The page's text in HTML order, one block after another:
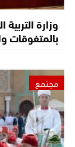
وزارة
بالمتفوقات
مجتمع